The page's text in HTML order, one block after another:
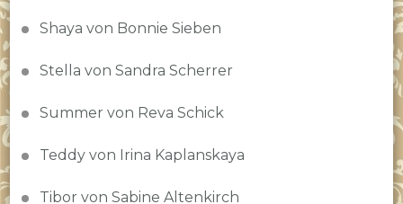
Shaya von Bonnie Sieben
Stella von Sandra Scherrer
Summer von Reva Schick
Teddy von Irina Kaplanskaya
Tibor von Sabine Altenkirch